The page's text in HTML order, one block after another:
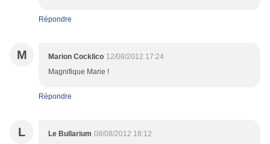
Répondre
M Marion Cocklico 12/08/2012 17:24
Magnifique Marie !
Répondre
L Le Bullarium 08/08/2012 18:12